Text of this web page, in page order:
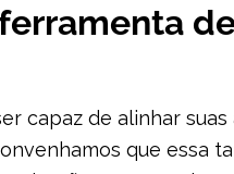
capaz de alinhar
que essa